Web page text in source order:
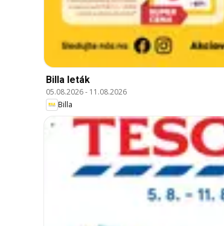
Billa leták
05.08.2026- 11.08.2026
Billa